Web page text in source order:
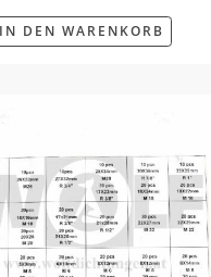
IN DEN WARENKORB